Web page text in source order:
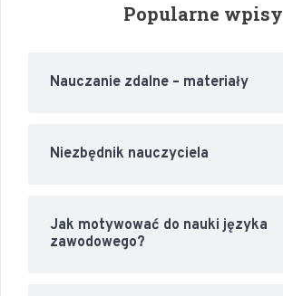
Popularne wpisy
Nauczanie zdalne – materiały
Niezbędnik nauczyciela
Jak motywować do nauki języka
zawodowego?